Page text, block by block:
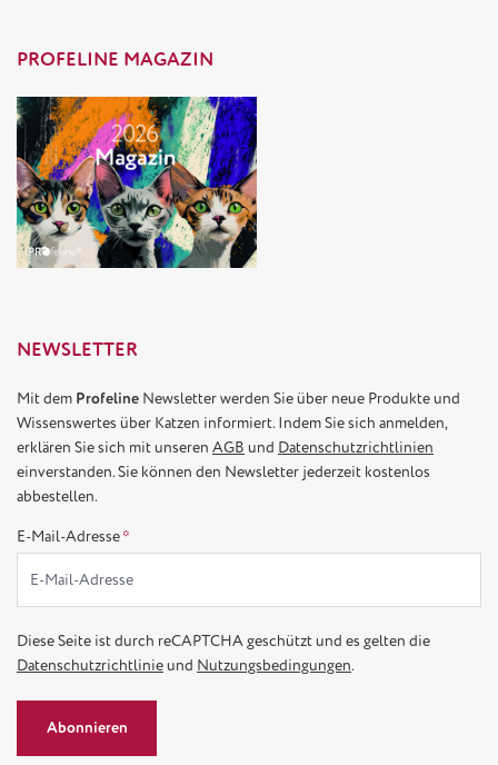
PROFELINE MAGAZIN
NEWSLETTER
Mit dem Profeline Newsletter werden Sie über neue Produkte und
Wissenswertes über Katzen informiert. Indem Sie sich anmelden,
erklären Sie sich mit unseren AGB und Datenschutzrichtlinien
einverstanden. Sie können den Newsletter jederzeit kostenlos
abbestellen.
E-Mail-Adresse*
Diese Seite ist durch reCAPTCHA geschützt und es gelten die
Datenschutzrichtlinieund Nutzungsbedingungen.
Abonnieren